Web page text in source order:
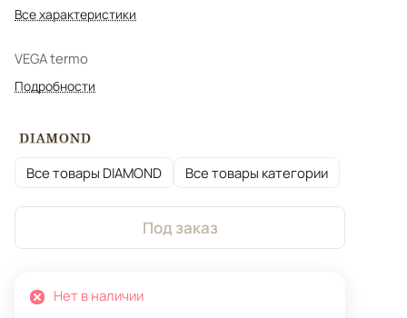
Все характеристики
VEGA termo
Подробности
Все товары DIAMOND Все товары категории
Под заказ
Нет в наличии